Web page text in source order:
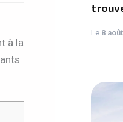
à la
Le 8